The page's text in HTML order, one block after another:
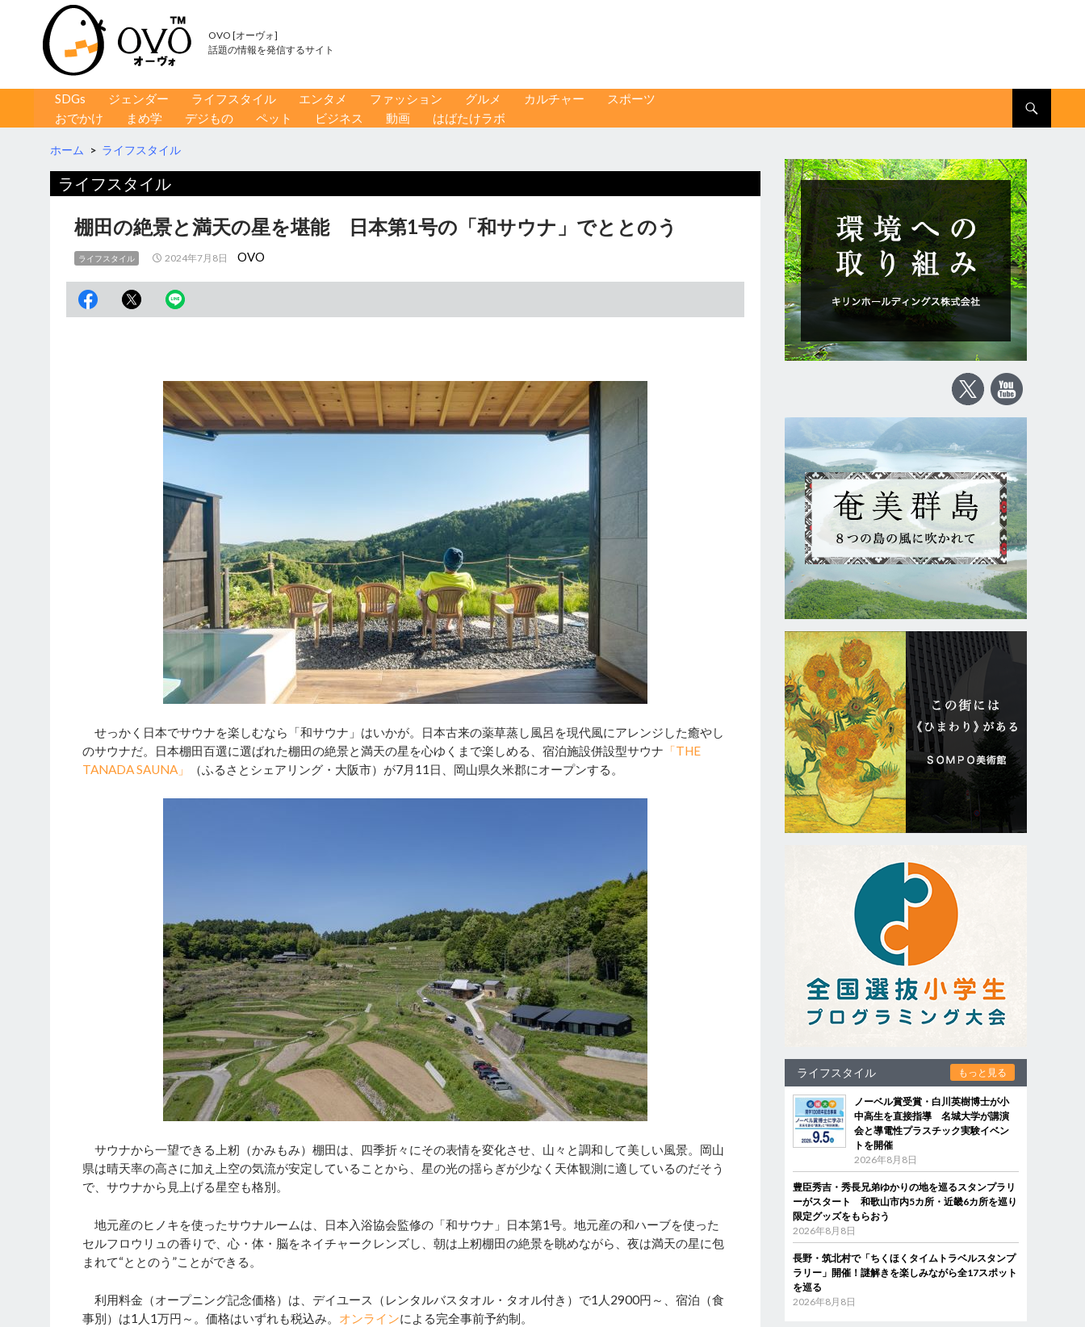
OVO [オーヴォ]
話題の情報を発信するサイト
コンテンツへ移動
SDGs ジェンダー ライフスタイル エンタメ ファッション グルメ カルチャー
スポーツ
おでかけ
まめ学 デジもの ペット ビジネス 動画 はばたけラボ
ホーム > ライフスタイル
ライフスタイル
棚田の絶景と満天の星を堪能 日本第1号の「和サウナ」でととのう
ライフスタイル 2024年7月8日 OVO
せっかく日本でサウナを楽しむなら「和サウナ」はいかが。日本古来の薬草蒸し風呂を現代風にアレンジした癒やし
のサウナだ。日本棚田百選に選ばれた棚田の絶景と満天の星を心ゆくまで楽しめる、宿泊施設併設型サウナ 「THE
TANADA SAUNA」
（ふるさとシェアリング・大阪市）が7月11日、岡山県久米郡にオープンする。
サウナから一望できる上籾（かみもみ）棚田は、四季折々にその表情を変化させ、山々と調和して美しい風景。岡山
県は晴天率の高さに加え上空の気流が安定していることから、星の光の揺らぎが少なく天体観測に適しているのだそう
で、サウナから見上げる星空も格別。
地元産のヒノキを使ったサウナルームは、日本入浴協会監修の「和サウナ」日本第1号。地元産の和ハーブを使った
セルフロウリュの香りで、心・体・脳をネイチャークレンズし、朝は上籾棚田の絶景を眺めながら、夜は満天の星に包
まれて“ととのう”ことができる。
利用料金（オープニング記念価格）は、デイユース（レンタルバスタオル・タオル付き）で1人2900円～、宿泊（食
事別）は1人1万円～。価格はいずれも税込み。 オンラインによる完全事前予約制。
ライフスタイル もっと見る
ノーベル賞受賞・白川英樹博士が小
中高生を直接指導 名城大学が講演
会と導電性プラスチック実験イベン
トを開催
2026年8月8日
豊臣秀吉・秀長兄弟ゆかりの地を巡るスタンプラリ
ーがスタート 和歌山市内5カ所・近畿6カ所を巡り
限定グッズをもらおう
2026年8月8日
長野・筑北村で「ちくほくタイムトラベルスタンプ
ラリー」開催！謎解きを楽しみながら全17スポット
を巡る
2026年8月8日